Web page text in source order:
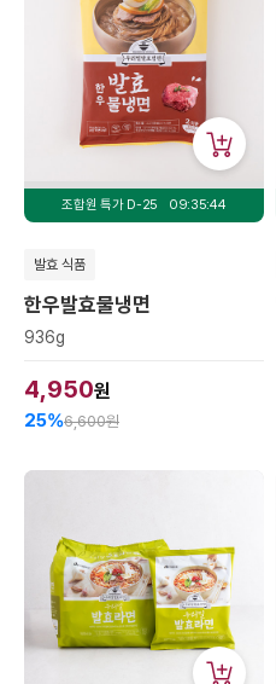
조합원 특가 D-25 09:35:44
발효 식품
한우발효물냉면
936g
4,950원
25%6,600원